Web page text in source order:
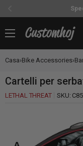
contenuto
Customhoj
Casa›Bike Accessories›
Cartelli per
LETHAL THREAT SKU: